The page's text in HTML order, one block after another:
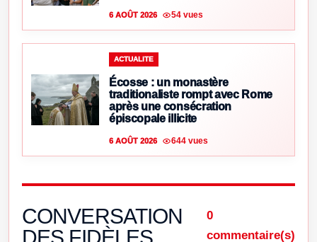
6 AOÛT 2026 54 vues
ACTUALITE
Écosse : un monastère
traditionaliste rompt avec Rome
après une consécration
épiscopale illicite
6 AOÛT 2026 644 vues
CONVERSATION
0
commentaire(s)